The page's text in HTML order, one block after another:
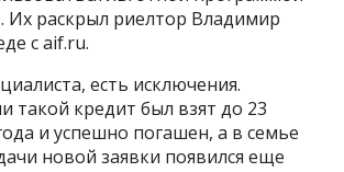
Их раскрыл риелтор Владимир
с aif.ru.
есть исключения.
такой кредит был взят до 23
и успешно погашен, а в семье
новой заявки появился еще